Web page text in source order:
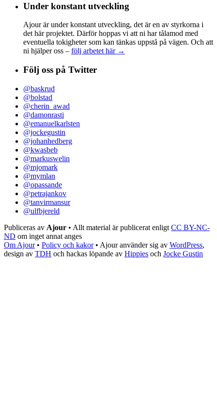
Under konstant utveckling
Ajour är under konstant utveckling, det är en av styrkorna i
det här projektet. Därför hoppas vi att ni har tålamod med
eventuella tokigheter som kan tänkas uppstå på vägen. Och att
ni hjälper oss – följ arbetet här →
Följ oss på Twitter
@baskrud
@bolstad
@cherin_awad
@damonrasti
@emanuelkarlsten
@jockegustin
@johanhedberg
@kwasbeb
@markuswelin
@mjomark
@mymlan
@opassande
@petrajankov
@tanvirmansur
@ulfbjereld
Publiceras av Ajour • Allt material är publicerat enligt CC BY-NC-
ND om inget annat anges
Om Ajour• Policy och kakor• Ajour använder sig av WordPress,
design av TDH och hackas löpande av Hippies och Jocke Gustin